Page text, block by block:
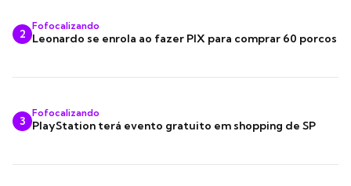
2
Fofocalizando
Leonardo se enrola ao fazer PIX para comprar 60 porcos
3
Fofocalizando
PlayStation terá evento gratuito em shopping de SP